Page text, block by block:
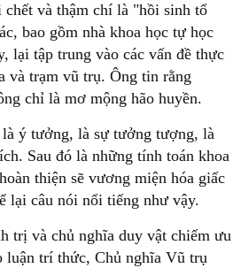
và thậm chí là "hồi sinh tổ
bao gồm nhà khoa học tự học
lại tập trung vào các vấn đề thực
và trạm vũ trụ. Ông tin rằng
chỉ là mơ mộng hão huyền.
ý tưởng, là sự tưởng tượng, là
Sau đó là những tính toán khoa
thiện sẽ vương miện hóa giấc
lại câu nói nổi tiếng như vậy.
trị và chủ nghĩa duy vật chiếm ưu
luận trí thức, Chủ nghĩa Vũ trụ